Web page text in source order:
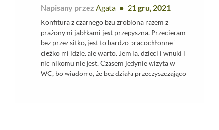
Napisany przez Agata 21 gru, 2021
Konfitura z czarnego bzu zrobiona razem z
prażonymi jabłkami jest przepyszna. Przecieram
bez przez sitko, jest to bardzo pracochłonne i
ciężko mi idzie, ale warto. Jem ja, dzieci i wnuki i
nic nikomu nie jest. Czasem jedynie wizyta w
WC, bo wiadomo, że bez działa przeczyszczająco